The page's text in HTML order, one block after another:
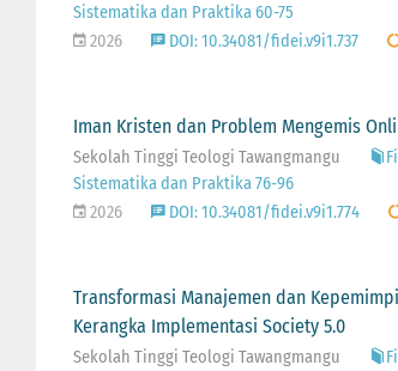
Sistematika dan Praktika 60-75
2026
DOI: 10.34081/fidei.v9i1.737
Iman Kristen dan Problem Mengemis
Sekolah Tinggi Teologi Tawangmangu
Sistematika dan Praktika 76-96
2026
DOI: 10.34081/fidei.v9i1.774
Transformasi Manajemen dan
Kerangka Implementasi Society 5.0
Sekolah Tinggi Teologi Tawangmangu